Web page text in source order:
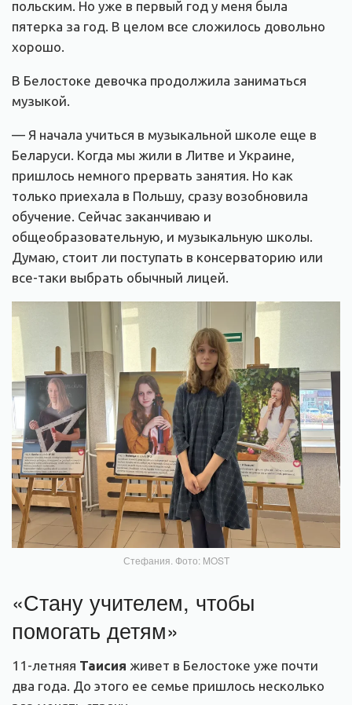
польским. Но уже в первый год у меня была
пятерка за год. В целом все сложилось довольно
хорошо.
В Белостоке девочка продолжила заниматься
музыкой.
— Я начала учиться в музыкальной школе еще в
Беларуси. Когда мы жили в Литве и Украине,
пришлось немного прервать занятия. Но как
только приехала в Польшу, сразу возобновила
обучение. Сейчас заканчиваю и
общеобразовательную, и музыкальную школы.
Думаю, стоит ли поступать в консерваторию или
все-таки выбрать обычный лицей.
Стефания. Фото: MOST
«Стану учителем, чтобы
помогать детям»
11-летняя Таисия живет в Белостоке уже почти
два года. До этого ее семье пришлось несколько